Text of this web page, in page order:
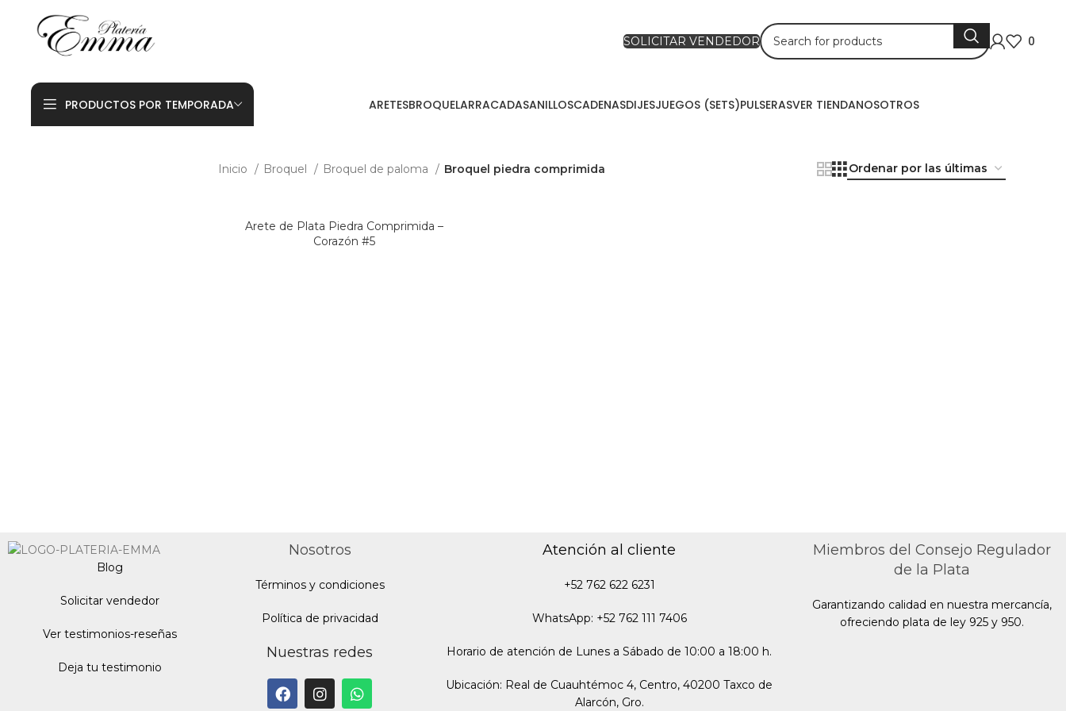
SOLICITAR VENDEDOR 0
PRODUCTOS POR TEMPORADA ARETESBROQUELARRACADASANILLOSCADENASDIJESJUEGOS (SETS)PULSERASVER TIENDANOSOTROS
Inicio Broquel Broquel de paloma Broquel piedra comprimida
Arete de Plata Piedra Comprimida –
Corazón #5
Blog
Solicitar vendedor
Ver testimonios-reseñas
Deja tu testimonio
Nosotros
Términos y condiciones
Política de privacidad
Nuestras redes
Atención al cliente
+52 762 622 6231
WhatsApp: +52 762 111 7406
Horario de atención de Lunes a Sábado de 10:00 a 18:00 h.
Ubicación: Real de Cuauhtémoc 4, Centro, 40200 Taxco de
Alarcón, Gro.
Miembros del Consejo Regulador
de la Plata
Garantizando calidad en nuestra mercancía,
ofreciendo plata de ley 925 y 950.